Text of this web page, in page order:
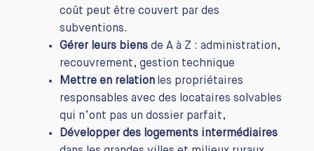
coût peut être couvert par des
subventions.
Gérer leurs biens de A à Z : administration,
recouvrement, gestion technique
Mettre en relationles propriétaires
responsables avec des locataires solvables
qui n’ont pas un dossier parfait,
Développer des logements intermédiaires